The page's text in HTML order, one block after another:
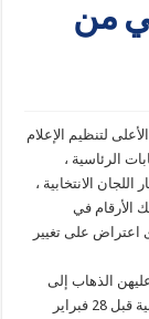
من
لتنظيم الإعلام
الرئاسية ،
الانتخابية ،
الأرقام في
اعتراض على تغيير
عليهن الذهاب إلى
الشهر العقاري لتسجيل رغبتهن في تغيير مقارهن الانتخابية قبل 28 فبراير